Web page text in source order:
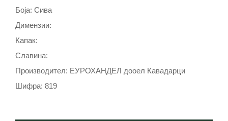
Боја: Сива
Димензии:
Капак:
Славина:
Производител: ЕУРОХАНДЕЛ дооел Кавадарци
Шифра: 819